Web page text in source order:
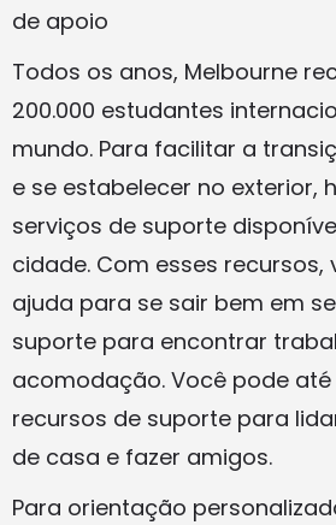
de apoio
Todos os anos, Melbourne
200.000 estudantes
mundo. Para facilitar a
e se estabelecer no exterior,
serviços de suporte
cidade. Com esses
ajuda para se sair bem em
suporte para encontrar
acomodação. Você pode
recursos de suporte para
de casa e fazer amigos.
Para orientação